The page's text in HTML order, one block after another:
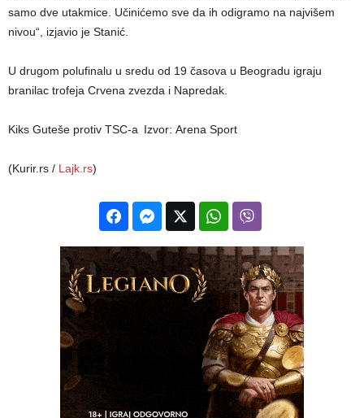
samo dve utakmice. Učinićemo sve da ih odigramo na najvišem
nivou“, izjavio je Stanić.
U drugom polufinalu u sredu od 19 časova u Beogradu igraju
branilac trofeja Crvena zvezda i Napredak.
Kiks Guteše protiv TSC-a Izvor: Arena Sport
(Kurir.rs / Lajk.rs)